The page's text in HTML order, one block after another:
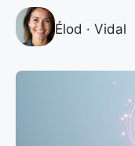
Élod · Vidal